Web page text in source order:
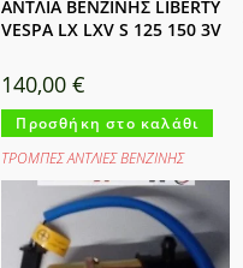
ΑΝΤΛΙΑ ΒΕΝΖΙΝΗΣ LIBERTY
VESPA LX LXV S 125 150 3V
140,00€
Προσθήκη στο καλάθι
ΤΡΟΜΠΕΣ ΑΝΤΛΙΕΣ ΒΕΝΖΙΝΗΣ